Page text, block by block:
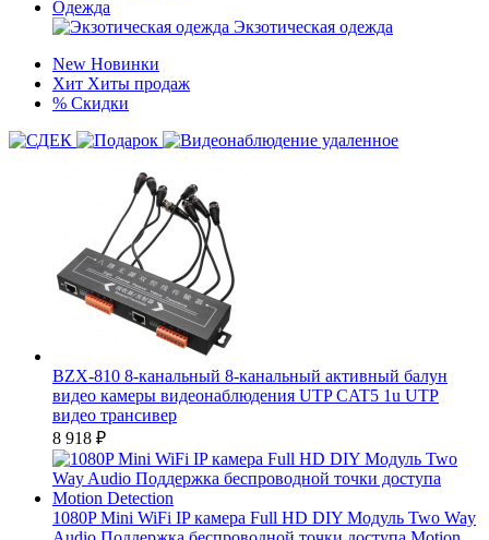
Одежда
Экзотическая одежда
New Новинки
Хит Хиты продаж
% Скидки
BZX-810 8-канальный 8-канальный активный балун
видео камеры видеонаблюдения UTP CAT5 1u UTP
видео трансивер
8 918 ₽
1080P Mini WiFi IP камера Full HD DIY Модуль Two Way